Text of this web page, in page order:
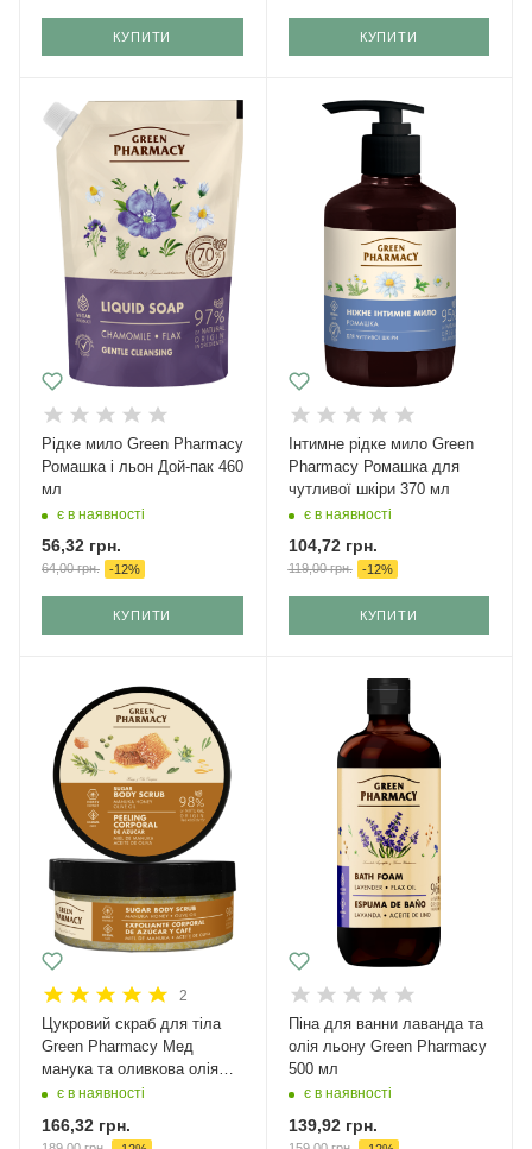
КУПИТИ КУПИТИ
Рідке мило Green Pharmacy
Ромашка і льон Дой-пак 460
мл
є в наявності
56,32 грн.
64,00грн. -12%
КУПИТИ
Інтимне рідке мило Green
Pharmacy Ромашка для
чутливої шкіри 370 мл
є в наявності
104,72грн.
119,00грн. -12%
КУПИТИ
2
Цукровий скраб для тіла
Green Pharmacy Мед
манука та оливкова олія
200 мл
є в наявності
166,32 грн.
Піна для ванни лаванда та
олія льону Green Pharmacy
500 мл
є в наявності
139,92грн.